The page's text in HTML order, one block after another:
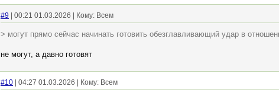
#9 | 00:21 01.03.2026 | Кому: Всем
> могут прямо сейчас начинать готовить обезглавливающий удар в
не могут, а давно готовят
#10 | 04:27 01.03.2026 | Кому: Всем